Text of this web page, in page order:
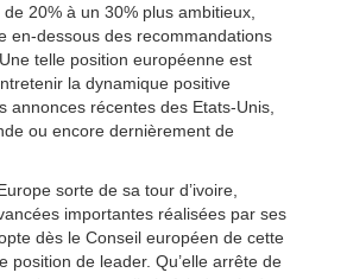
de 20% à un 30% plus ambitieux,
en-dessous des recommandations
telle position européenne est
la dynamique positive
annonces récentes des Etats-Unis,
ou encore dernièrement de
sorte de sa tour d’ivoire,
importantes réalisées par ses
dès le Conseil européen de cette
position de leader. Qu’elle arrête de